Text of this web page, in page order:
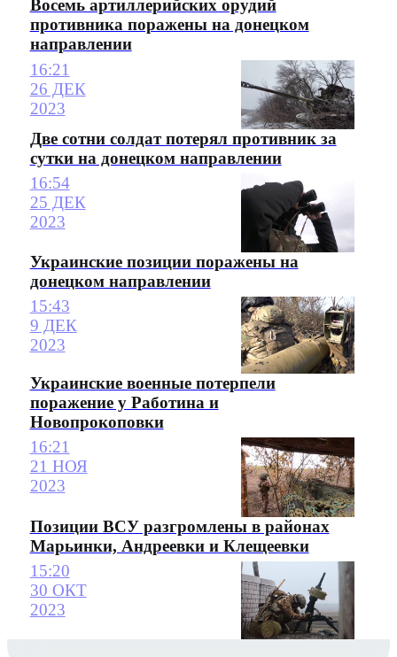
Восемь артиллерийских орудий
противника поражены на донецком
направлении
16:21
26 ДЕК
2023
Две сотни солдат потерял противник за
сутки на донецком направлении
16:54
25 ДЕК
2023
Украинские позиции поражены на
донецком направлении
15:43
9 ДЕК
2023
Украинские военные потерпели
поражение у Работина и
Новопрокоповки
16:21
21 НОЯ
2023
Позиции ВСУ разгромлены в районах
Марьинки, Андреевки и Клещеевки
15:20
30 ОКТ
2023